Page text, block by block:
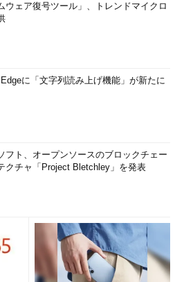
ウェア復号ツール」、トレンドマイクロ
に「文字列読み上げ機能」が新たに
フト、オープンソースのブロックチェー
クチャ「Project Bletchley」を発表